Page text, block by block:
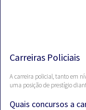
Carreiras Policiais
A carreira policial, tanto em
uma posição de prestígio
Quais concursos a